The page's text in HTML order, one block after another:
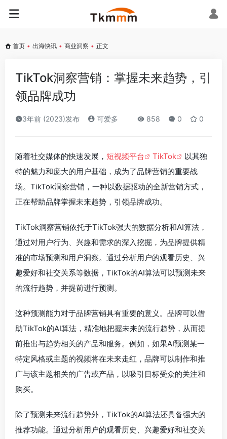
首页 • 出海快讯 • 商业洞察 • 正文
TikTok洞察营销：掌握未来趋势，引
领品牌成功
3年前 (2023)发布 可爱多 858 0 0
随着社交媒体的快速发展， 短视频平台 TikTok
以其独
特的魅力和庞大的用户基础，成为了品牌营销的重要战
场。TikTok洞察营销，一种以数据驱动的全新营销方式，
正在帮助品牌掌握未来趋势，引领品牌成功。
TikTok洞察营销依托于TikTok强大的数据分析和AI算法，
通过对用户行为、兴趣和需求的深入挖掘，为品牌提供精
准的市场预测和用户洞察。通过分析用户的观看历史、兴
趣爱好和社交关系等数据，TikTok的AI算法可以预测未来
的流行趋势，并提前进行预测。
这种预测能力对于品牌营销具有重要的意义。品牌可以借
助TikTok的AI算法，精准地把握未来的流行趋势，从而提
前推出与趋势相关的产品和服务。例如，如果AI预测某一
特定风格或主题的视频将在未来走红，品牌可以制作和推
广与该主题相关的广告或产品，以吸引目标受众的关注和
购买。
除了预测未来流行趋势外，TikTok的AI算法还具备强大的
推荐功能。通过分析用户的观看历史、兴趣爱好和社交关